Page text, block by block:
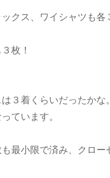
クス、ワイシャツも各
枚！
３着くらいだったかな
ています。
最小限で済み、クロー